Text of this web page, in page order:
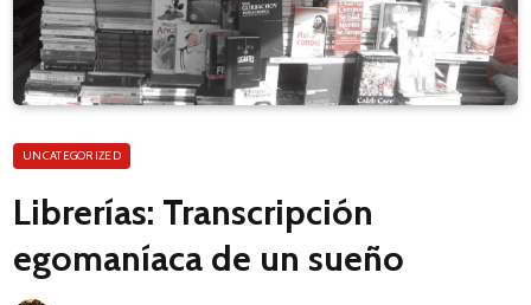
UNCATEGORIZED
Librerías: Transcripción
egomaníaca de un sueño